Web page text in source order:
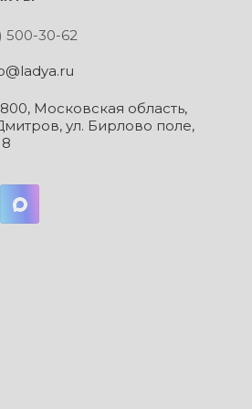
500-30-62
Московская область,
ул. Бирлово поле,